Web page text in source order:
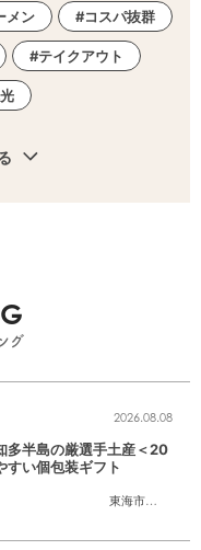
メン コスパ抜群
テイクアウト
グ
東海市大府市
2026.08.08
多半島の厳選手土産＜20
すい個包装ギフト